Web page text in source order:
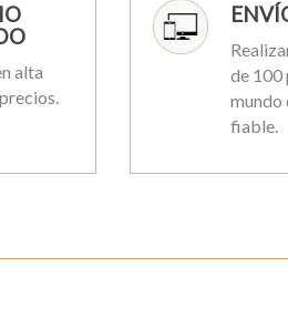
alta
de 100
mundo
fiable.